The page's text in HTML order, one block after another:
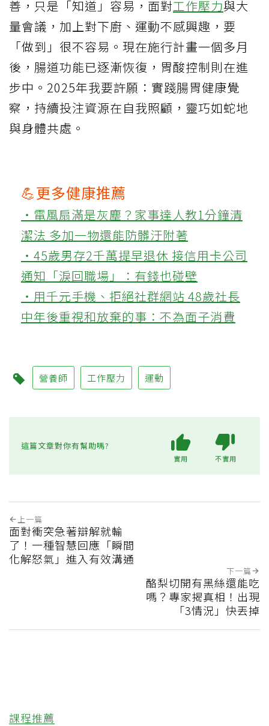
善，只是「知道」容易，面對工作壓力與大
量會議，加上對下廚、運動不感興趣，要
「做到」很不容易。現在施行計畫一個多月
後，腸道功能已逐漸恢復，胃酸控制則在進
步中。2025年我要許願：實踐腸胃健康覺
察，持續投注資源在自我照顧，靈巧如蛇地
與身體共處。
💪更多健康推薦
‧電風扇滿是灰塵？家事達人教1分鐘清
潔法 多加一物還能防髒汙附著
‧45歲男存2千萬提早退休 接信用卡公司
通知「淚回職場」：有錢也碰壁
‧用千元手機、拒絕社群網站 48歲社長
中年後重視和放棄的事：不為面子消費
營養師 工作壓力 運動
這篇文章對你有幫助嗎?
實用 不實用
上一篇
面對衝突急著辯解就輸
了！一種智慧回應「瞬間
化解怒氣」進入有效溝通
下一篇
酪梨切開有黑絲還能吃
嗎？專家揭真相！出現
「3情況」快丟掉
課程推薦